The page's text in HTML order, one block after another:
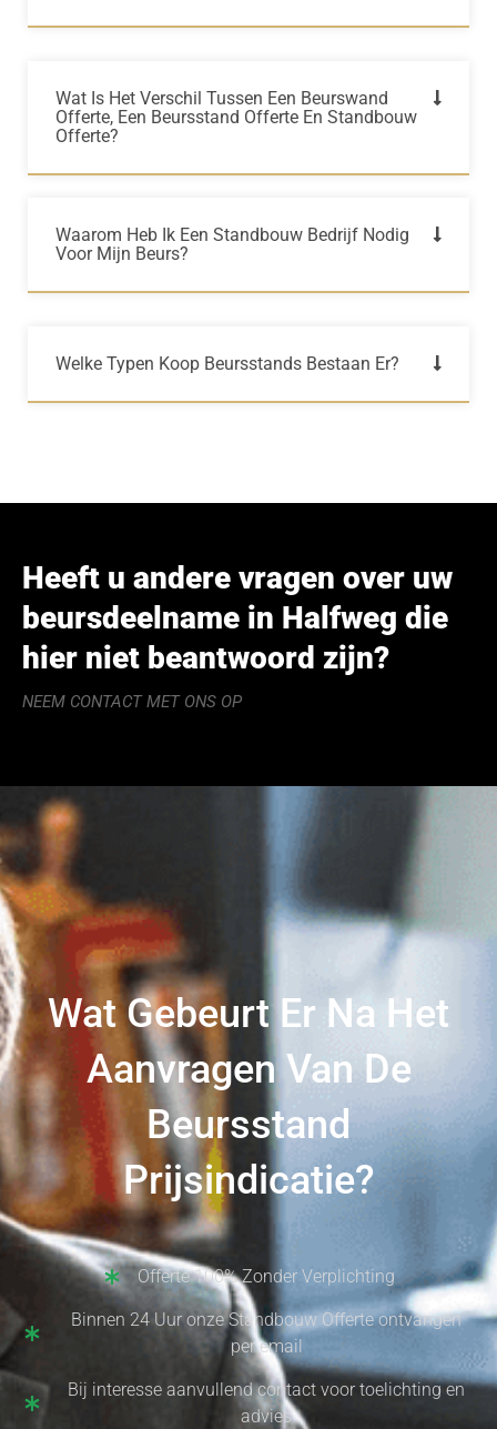
Wat Is Het Verschil Tussen Een Beurswand
Offerte, Een Beursstand Offerte En Standbouw
Offerte?
Waarom Heb Ik Een Standbouw Bedrijf Nodig
Voor Mijn Beurs?
Welke Typen Koop Beursstands Bestaan Er?
Heeft u andere vragen over uw
beursdeelname in Halfweg die
hier niet beantwoord zijn?
NEEM CONTACT MET ONS OP
Wat Gebeurt Er Na Het
Aanvragen Van De
Beursstand
Prijsindicatie?
Offerte 100% Zonder Verplichting
Binnen 24 Uur onze Standbouw Offerte ontvangen
per email
Bij interesse aanvullend contact voor toelichting en
advies